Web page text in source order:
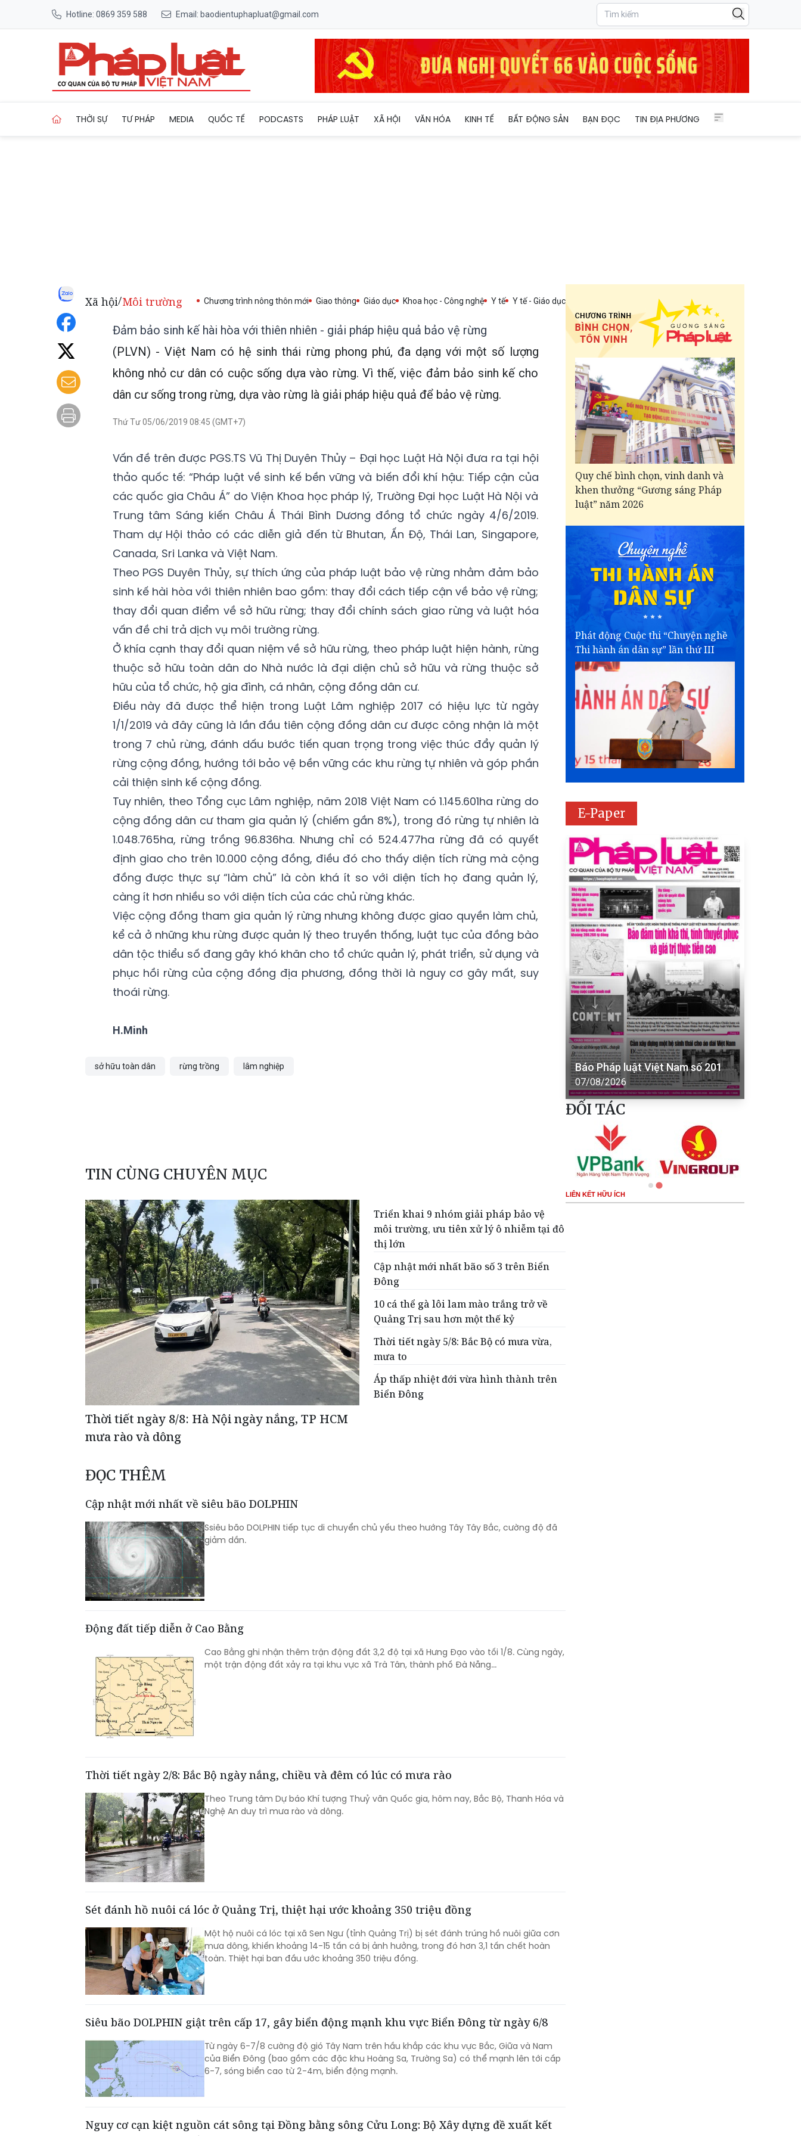
Hotline: 0869 359 588 Email: baodientuphapluat@gmail.com
THỜI SỰ TƯ PHÁP MEDIA QUỐC TẾ PODCASTS PHÁP LUẬT XÃ HỘI VĂN HÓA KINH TẾ BẤT ĐỘNG SẢN BẠN ĐỌC TIN ĐỊA PHƯƠNG
Xã hội/Môi trường Chương trình nông thôn mới Giao thông Giáo dục Khoa học - Công nghệ Y tế Y tế - Giáo dục
Đảm bảo sinh kế hài hòa với thiên nhiên - giải pháp hiệu quả bảo vệ rừng
(PLVN) - Việt Nam có hệ sinh thái rừng phong phú, đa dạng với một số lượng
không nhỏ cư dân có cuộc sống dựa vào rừng. Vì thế, việc đảm bảo sinh kế cho
dân cư sống trong rừng, dựa vào rừng là giải pháp hiệu quả để bảo vệ rừng.
Thứ Tư 05/06/2019 08:45 (GMT+7)
Vấn đề trên được PGS.TS Vũ Thị Duyên Thủy – Đại học Luật Hà Nội đưa ra tại hội
thảo quốc tế: “Pháp luật về sinh kế bền vững và biến đổi khí hậu: Tiếp cận của
các quốc gia Châu Á” do Viện Khoa học pháp lý, Trường Đại học Luật Hà Nội và
Trung tâm Sáng kiến Châu Á Thái Bình Dương đồng tổ chức ngày 4/6/2019.
Tham dự Hội thảo có các diễn giả đến từ Bhutan, Ấn Độ, Thái Lan, Singapore,
Canada, Sri Lanka và Việt Nam.
Theo PGS Duyên Thủy, sự thích ứng của pháp luật bảo vệ rừng nhằm đảm bảo
sinh kế hài hòa với thiên nhiên bao gồm: thay đổi cách tiếp cận về bảo vệ rừng;
thay đổi quan điểm về sở hữu rừng; thay đổi chính sách giao rừng và luật hóa
vấn đề chi trả dịch vụ môi trường rừng.
Ở khía cạnh thay đổi quan niệm về sở hữu rừng, theo pháp luật hiện hành, rừng
thuộc sở hữu toàn dân do Nhà nước là đại diện chủ sở hữu và rừng thuộc sở
hữu của tổ chức, hộ gia đình, cá nhân, cộng đồng dân cư.
Điều này đã được thể hiện trong Luật Lâm nghiệp 2017 có hiệu lực từ ngày
1/1/2019 và đây cũng là lần đầu tiên cộng đồng dân cư được công nhận là một
trong 7 chủ rừng, đánh dấu bước tiến quan trọng trong việc thúc đẩy quản lý
rừng cộng đồng, hướng tới bảo vệ bền vững các khu rừng tự nhiên và góp phần
cải thiện sinh kế cộng đồng.
Tuy nhiên, theo Tổng cục Lâm nghiệp, năm 2018 Việt Nam có 1.145.601ha rừng do
cộng đồng dân cư tham gia quản lý (chiếm gần 8%), trong đó rừng tự nhiên là
1.048.765ha, rừng trồng 96.836ha. Nhưng chỉ có 524.477ha rừng đã có quyết
định giao cho trên 10.000 cộng đồng, điều đó cho thấy diện tích rừng mà cộng
đồng được thực sự “làm chủ” là còn khá ít so với diện tích họ đang quản lý,
càng ít hơn nhiều so với diện tích của các chủ rừng khác.
Việc cộng đồng tham gia quản lý rừng nhưng không được giao quyền làm chủ,
kể cả ở những khu rừng được quản lý theo truyền thống, luật tục của đồng bào
dân tộc thiểu số đang gây khó khăn cho tổ chức quản lý, phát triển, sử dụng và
phục hồi rừng của cộng đồng địa phương, đồng thời là nguy cơ gây mất, suy
thoái rừng.
H.Minh
sở hữu toàn dân rừng trồng lâm nghiệp
TIN CÙNG CHUYÊN MỤC
Thời tiết ngày 8/8: Hà Nội ngày nắng, TP HCM
mưa rào và dông
Triển khai 9 nhóm giải pháp bảo vệ
môi trường, ưu tiên xử lý ô nhiễm tại đô
thị lớn
Cập nhật mới nhất bão số 3 trên Biển
Đông
10 cá thể gà lôi lam mào trắng trở về
Quảng Trị sau hơn một thế kỷ
Thời tiết ngày 5/8: Bắc Bộ có mưa vừa,
mưa to
Áp thấp nhiệt đới vừa hình thành trên
Biển Đông
ĐỌC THÊM
Cập nhật mới nhất về siêu bão DOLPHIN
Ssiêu bão DOLPHIN tiếp tục di chuyển chủ yếu theo hướng Tây Tây Bắc, cường độ đã
giảm dần.
Động đất tiếp diễn ở Cao Bằng
Cao Bằng ghi nhận thêm trận động đất 3,2 độ tại xã Hưng Đạo vào tối 1/8. Cùng ngày,
một trận động đất xảy ra tại khu vực xã Trà Tân, thành phố Đà Nẵng...
Thời tiết ngày 2/8: Bắc Bộ ngày nắng, chiều và đêm có lúc có mưa rào
Theo Trung tâm Dự báo Khí tượng Thuỷ văn Quốc gia, hôm nay, Bắc Bộ, Thanh Hóa và
Nghệ An duy trì mưa rào và dông.
Sét đánh hồ nuôi cá lóc ở Quảng Trị, thiệt hại ước khoảng 350 triệu đồng
Một hộ nuôi cá lóc tại xã Sen Ngư (tỉnh Quảng Trị) bị sét đánh trúng hồ nuôi giữa cơn
mưa dông, khiến khoảng 14-15 tấn cá bị ảnh hưởng, trong đó hơn 3,1 tấn chết hoàn
toàn. Thiệt hại ban đầu ước khoảng 350 triệu đồng.
Siêu bão DOLPHIN giật trên cấp 17, gây biển động mạnh khu vực Biển Đông từ ngày 6/8
Từ ngày 6-7/8 cường độ gió Tây Nam trên hầu khắp các khu vực Bắc, Giữa và Nam
của Biển Đông (bao gồm các đặc khu Hoàng Sa, Trường Sa) có thể mạnh lên tới cấp
6-7, sóng biển cao từ 2-4m, biển động mạnh.
Nguy cơ cạn kiệt nguồn cát sông tại Đồng bằng sông Cửu Long: Bộ Xây dựng đề xuất kết
Quy chế bình chọn, vinh danh và
khen thưởng “Gương sáng Pháp
luật” năm 2026
Phát động Cuộc thi “Chuyện nghề
Thi hành án dân sự” lần thứ III
E-Paper
Báo Pháp luật Việt Nam số 201
07/08/2026
ĐỐI TÁC
LIÊN KẾT HỮU ÍCH